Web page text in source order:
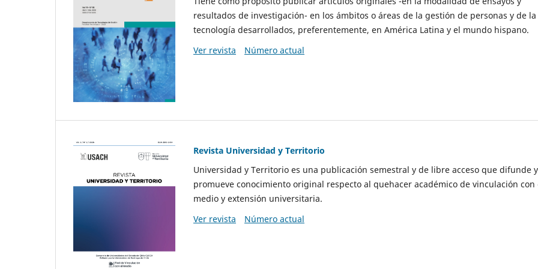
resultados de investigación- en los ámbitos o áreas de la gestión de personas y de la
tecnología desarrollados, preferentemente, en América Latina y el mundo hispano.
Ver revista
Número actual
Revista Universidad y Territorio
Universidad y Territorio es una publicación semestral y de libre acceso que difunde y
promueve conocimiento original respecto al quehacer académico de vinculación con
medio y extensión universitaria.
Ver revista
Número actual